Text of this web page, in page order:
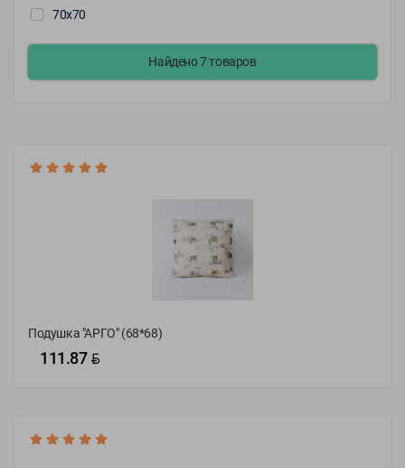
70х70
Найдено 7 товаров
Подушка "АРГО" (68*68)
111.87 BYN